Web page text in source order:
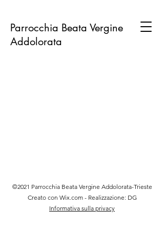
Parrocchia Beata Vergine
Addolorata
©2021 Parrocchia Beata Vergine Addolorata-Trieste
Creato con Wix.com - Realizzazione: DG
Informativa sulla privacy